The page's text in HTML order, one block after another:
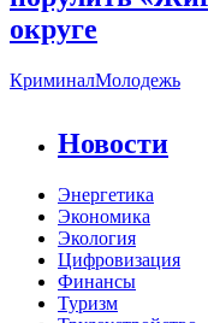
округе
КриминалМолодежь
Новости
Энергетика
Экономика
Экология
Цифровизация
Финансы
Туризм